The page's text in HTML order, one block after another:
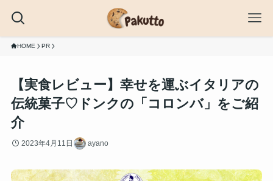
HOME PR
【実食レビュー】幸せを運ぶイタリアの
伝統菓子♡ドンクの「コロンバ」をご紹
介
2023年4月11日 ayano